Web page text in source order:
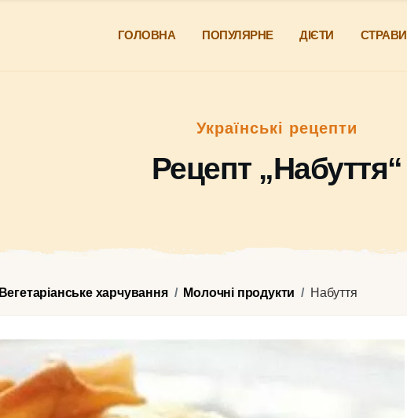
ГОЛОВНА ПОПУЛЯРНЕ ДІЄТИ СТРАВИ
Українські рецепти
Рецепт „Набуття“
Вегетаріанське харчування Молочні продукти Набуття